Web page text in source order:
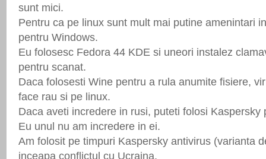
sunt mici.
Pentru ca pe linux sunt mult mai putine amenintari
pentru Windows.
Eu folosesc Fedora 44 KDE si uneori instalez
pentru scanat.
Daca folosesti Wine pentru a rula anumite fisiere,
face rau si pe linux.
Daca aveti incredere in rusi, puteti folosi Kaspersky
Eu unul nu am incredere in ei.
Am folosit pe timpuri Kaspersky antivirus (varianta
inceapa conflictul cu Ucraina.